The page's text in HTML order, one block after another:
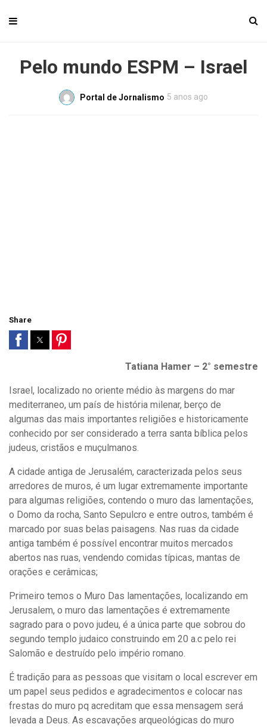
Pelo mundo ESPM – Israel
Portal de Jornalismo 5 anos ago
Share
Tatiana Hamer – 2° semestre
Israel, localizado no oriente médio às margens do mar
mediterraneo, um país de história milenar, berço de
algumas das mais importantes religiões e historicamente
conhecido por ser considerado a terra santa bíblica pelos
judeus, cristãos e muçulmanos.
A cidade antiga de Jerusalém, caracterizada pelos seus
arredores de muros, é um lugar extremamente importante
para algumas religiões, contendo o muro das lamentações,
o Domo da rocha, Santo Sepulcro e entre outros, também é
marcado por suas belas paisagens. Nas ruas da cidade
antiga também é possível encontrar muitos mercados
abertos nas ruas, vendendo comidas típicas, mantas de
orações e cerâmicas;
Primeiro temos o Muro Das lamentações, localizando em
Jerusalem, o muro das lamentações é extremamente
sagrado para o povo judeu, é a única parte que sobrou do
segundo templo judaico construindo em 20 a.c pelo rei
Salomão e destruído pelo império romano.
É tradição para as pessoas que visitam o local escrever em
um papel seus pedidos e agradecimentos e colocar nas
frestas do muro pq acreditam que essa mensagem será
levada a Deus. As escavações arqueológicas do muro